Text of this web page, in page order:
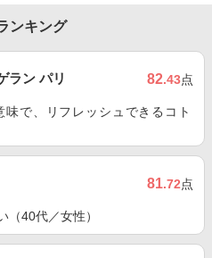
ンキング
ラン パリ 82.43点
で、リフレッシュできるコト
81.72点
（40代／女性）